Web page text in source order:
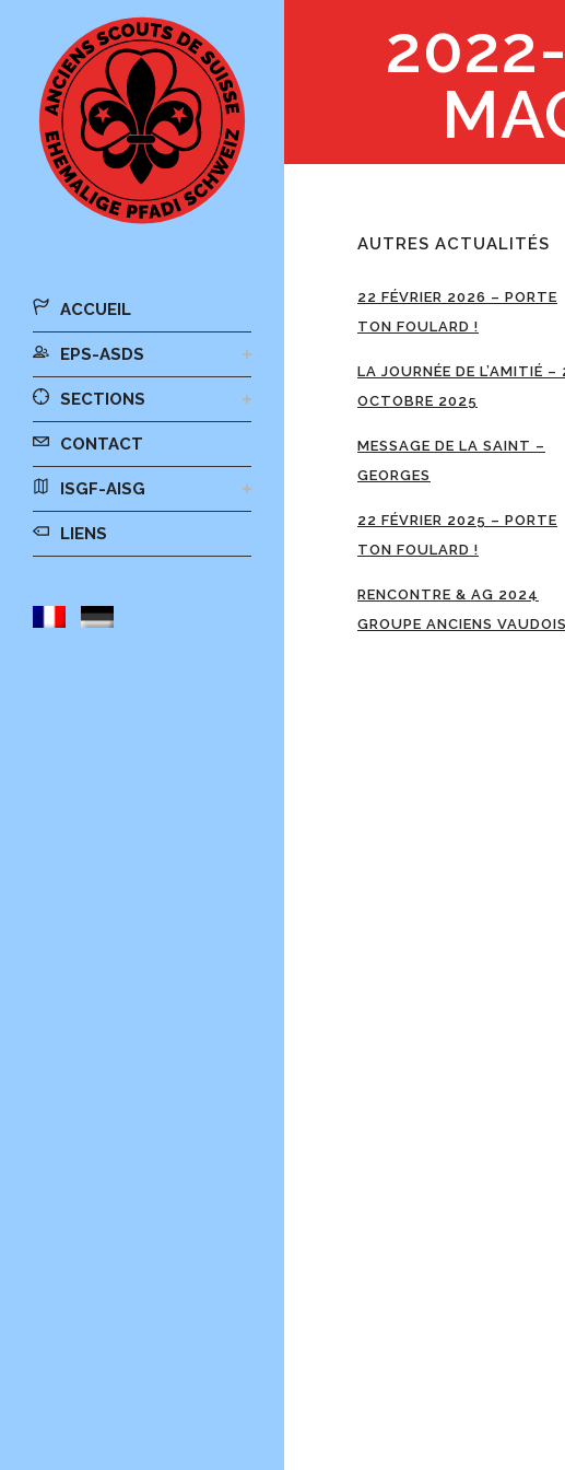
ACCUEIL
EPS-ASDS
SECTIONS
CONTACT
ISGF-AISG
LIENS
AUTRES ACTUALITÉS
22 FÉVRIER 2026 – PORTE
TON FOULARD !
LA JOURNÉE DE L’AMITIÉ –
OCTOBRE 2025
MESSAGE DE LA SAINT –
GEORGES
22 FÉVRIER 2025 – PORTE
TON FOULARD !
RENCONTRE & AG 2024
GROUPE ANCIENS VAUDOIS